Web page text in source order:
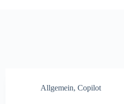
Allgemein,Copilot